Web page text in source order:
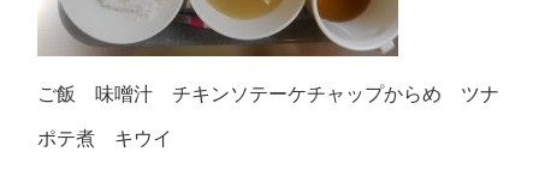
ご飯 味噌汁 チキンソテーケチャップからめ ツナ
ポテ煮 キウイ